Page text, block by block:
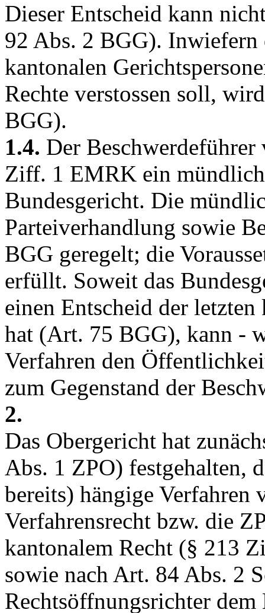
Dieser Entscheid kann
92 Abs. 2 BGG). Inwiefern
kantonalen
Rechte verstossen soll,
BGG).
1.4. Der
Ziff. 1 EMRK ein
Bundesgericht. Die
Parteiverhandlung sowie
BGG geregelt; die
erfüllt. Soweit das
einen Entscheid der
hat (Art. 75 BGG), kann -
Verfahren den
zum Gegenstand der
2.
Das Obergericht hat
Abs. 1 ZPO) festgehalten,
bereits) hängige Verfahren
Verfahrensrecht bzw. die
kantonalem Recht (§ 213
sowie nach Art. 84 Abs. 2
Rechtsöffnungsrichter